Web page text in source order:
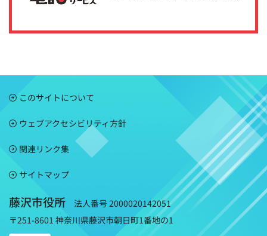
このサイトについて
ウェブアクセシビリティ方針
関連リンク集
サイトマップ
藤沢市役所
法人番号 2000020142051
〒251-8601 神奈川県藤沢市朝日町1番地の1